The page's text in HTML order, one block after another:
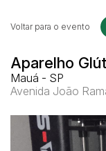
Utilitário &
Aparelho
Mauá - SP
Avenida João
Voltar para o evento